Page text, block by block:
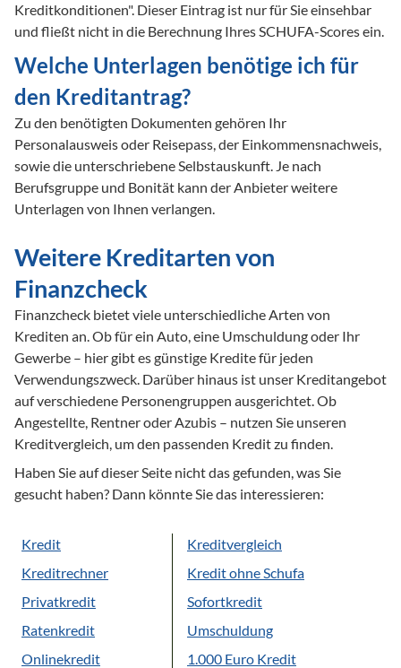
Kreditkonditionen". Dieser Eintrag ist nur für Sie einsehbar
und fließt nicht in die Berechnung Ihres SCHUFA-Scores ein.
Welche Unterlagen benötige ich für
den Kreditantrag?
Zu den benötigten Dokumenten gehören Ihr
Personalausweis oder Reisepass, der Einkommensnachweis,
sowie die unterschriebene Selbstauskunft. Je nach
Berufsgruppe und Bonität kann der Anbieter weitere
Unterlagen von Ihnen verlangen.
Weitere Kreditarten von
Finanzcheck
Finanzcheck bietet viele unterschiedliche Arten von
Krediten an. Ob für ein Auto, eine Umschuldung oder Ihr
Gewerbe – hier gibt es günstige Kredite für jeden
Verwendungszweck. Darüber hinaus ist unser Kreditangebot
auf verschiedene Personengruppen ausgerichtet. Ob
Angestellte, Rentner oder Azubis – nutzen Sie unseren
Kreditvergleich, um den passenden Kredit zu finden.
Haben Sie auf dieser Seite nicht das gefunden, was Sie
gesucht haben? Dann könnte Sie das interessieren:
Kredit
Kreditvergleich
Kreditrechner
Kredit ohne Schufa
Privatkredit
Sofortkredit
Ratenkredit
Umschuldung
Onlinekredit
1.000 Euro Kredit